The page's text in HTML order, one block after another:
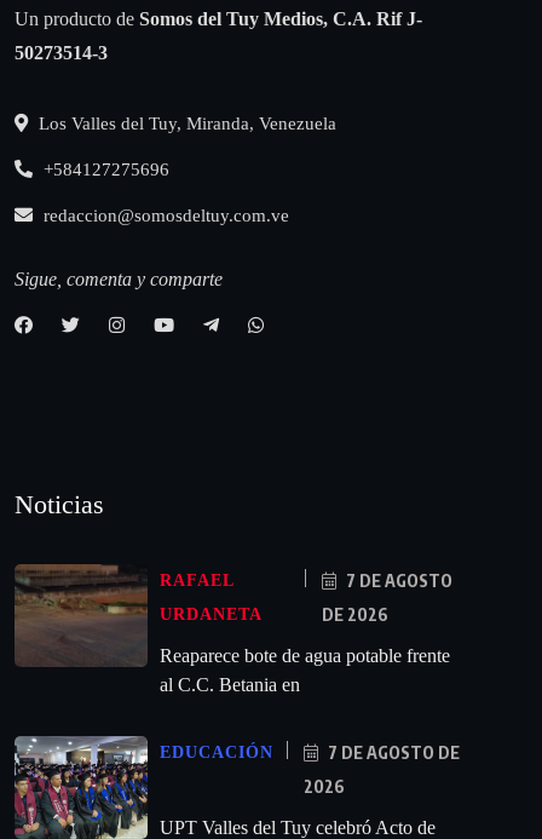
Un producto de Somos del Tuy Medios, C.A. Rif J-
50273514-3
Los Valles del Tuy, Miranda, Venezuela
+584127275696
redaccion@somosdeltuy.com.ve
Sigue, comenta y comparte
Noticias
RAFAEL
URDANETA
7 DE AGOSTO
DE 2026
Reaparece bote de agua potable frente
al C.C. Betania en
EDUCACIÓN
7 DE AGOSTO DE
2026
UPT Valles del Tuy celebró Acto de